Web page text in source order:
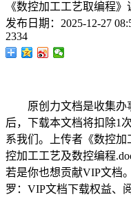
《数控加工工艺取编程
发布日期： 2025-12-27
2334
原创力文档是收集办
后，下载本文档将扣除1
系我们。上传者《数控
控加工工艺及数控编程
若是你也想贡献VIP文档
罗：VIP文档下载权益、